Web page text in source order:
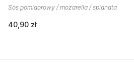
Sos pomidorowy / mozarella / spianata
40,90 zł